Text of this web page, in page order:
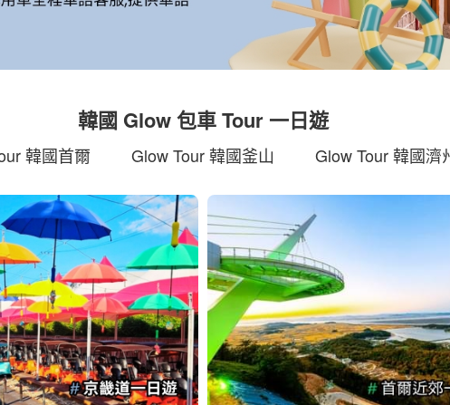
韓國 Glow 包車 Tour 一日遊
韓國首爾 Glow Tour 韓國釜山 Glow Tour 韓國濟